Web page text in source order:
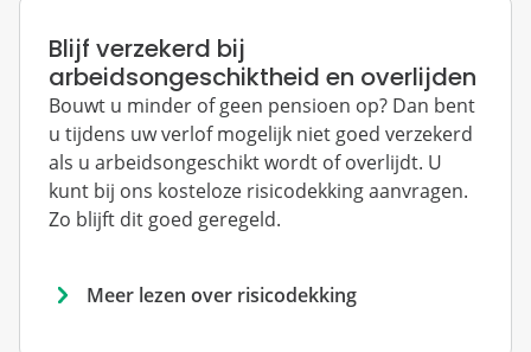
Blijf verzekerd bij
arbeidsongeschiktheid en overlijden
Bouwt u minder of geen pensioen op? Dan bent
u tijdens uw verlof mogelijk niet goed verzekerd
als u arbeidsongeschikt wordt of overlijdt. U
kunt bij ons kosteloze risicodekking aanvragen.
Zo blijft dit goed geregeld.
Meer lezen over risicodekking